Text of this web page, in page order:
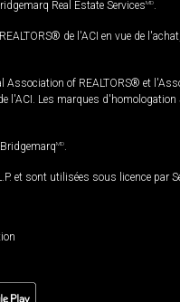
Real Estate ServicesMD
de l'ACI en vue de
of REALTORS® et
Les marques
MD
et sont utilisées sous licence par